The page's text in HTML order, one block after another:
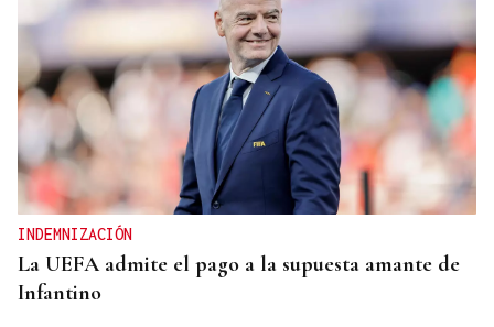
INDEMNIZACIÓN
La UEFA admite el pago a la supuesta amante de
Infantino